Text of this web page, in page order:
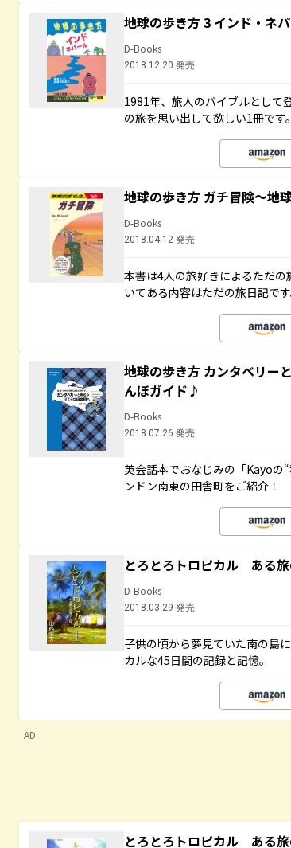
地球の歩き方 3 インド・ネ
D-Books
2018.12.20 発売
1981年、旅人のバイブルとし
の旅を思い出して欲しい1冊です。
地球の歩き方 ガチ冒険～地
D-Books
2018.04.12 発売
本書は4人の旅好きによるただ
いてある内容はただの旅日記です
地球の歩き方 カンタベリー
んぽガイド♪
D-Books
2018.07.26 発売
英会話本でおなじみの「Kayoの
ンドン南東の田舎町をご紹介！
とろとろトロピカル ある
D-Books
2018.03.29 発売
子供の頃から夢見ていた南の島
カルな45日間の記録と記憶。
AD
とろとろトロピカル ある